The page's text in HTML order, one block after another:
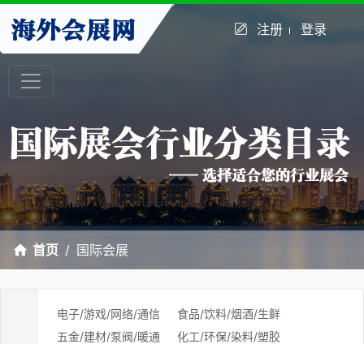
注册 登录
首页 国际会展
电子/游戏/网络/通信
食品/饮料/烟酒/生鲜
五金/建材/泵阀/暖通
化工/环保/染料/塑胶